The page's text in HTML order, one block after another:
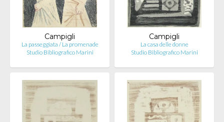
Campigli
La passeggiata / La promenade
Studio Bibliografico Marini
Campigli
La casa delle donne
Studio Bibliografico Marini